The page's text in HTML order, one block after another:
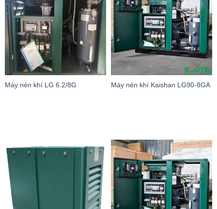
Máy nén khí LG 6.2/8G Máy nén khí Kaishan LG90-8GA